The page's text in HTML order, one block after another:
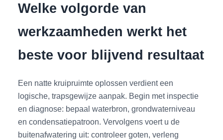
Welke volgorde van
werkzaamheden werkt het
beste voor blijvend resultaat
Een natte kruipruimte oplossen verdient een
logische, trapsgewijze aanpak. Begin met inspectie
en diagnose: bepaal waterbron, grondwaterniveau
en condensatiepatroon. Vervolgens voert u de
buitenafwatering uit: controleer goten, verleng